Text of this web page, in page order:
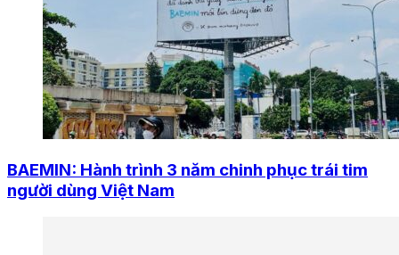
BAEMIN: Hành trình 3 năm chinh phục trái tim
người dùng Việt Nam